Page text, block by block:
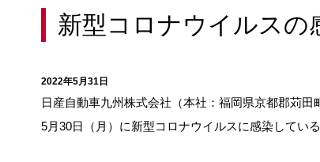
新型コロナウイルスの
2022年5月31日
日産自動車九州株式会社（本社：福岡県京都郡苅田
5月30日（月）に新型コロナウイルスに感染してい